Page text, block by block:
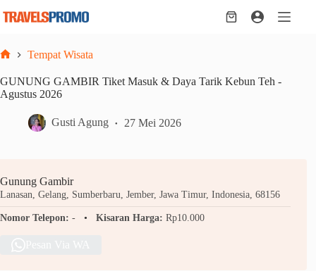
Shopping
Tempat Wisata
GUNUNG GAMBIR Tiket Masuk & Daya Tarik Kebun Teh -
Agustus 2026
Gusti Agung 27 Mei 2026
Gunung Gambir
Lanasan, Gelang, Sumberbaru, Jember, Jawa Timur, Indonesia, 68156
Nomor Telepon: - Kisaran Harga: Rp10.000